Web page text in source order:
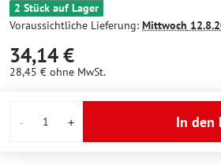
2 Stück auf Lager
Voraussichtliche Lieferung: Mittwoch
34,14 €
28,45 € ohne MwSt.
In den